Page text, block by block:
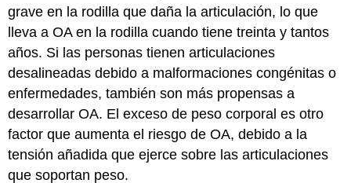
grave en la rodilla que daña la articulación, lo que
lleva a OA en la rodilla cuando tiene treinta y tantos
años. Si las personas tienen articulaciones
desalineadas debido a malformaciones congénitas o
enfermedades, también son más propensas a
desarrollar OA. El exceso de peso corporal es otro
factor que aumenta el riesgo de OA, debido a la
tensión añadida que ejerce sobre las articulaciones
que soportan peso.